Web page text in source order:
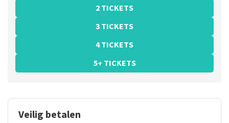
2 TICKETS
3 TICKETS
4 TICKETS
5+ TICKETS
Veilig betalen